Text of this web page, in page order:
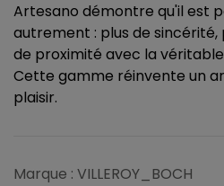
Artesano démontre qu'il est
autrement : plus de
de proximité avec la
Cette gamme réinvente un
plaisir.
Marque : VILLEROY_BOCH